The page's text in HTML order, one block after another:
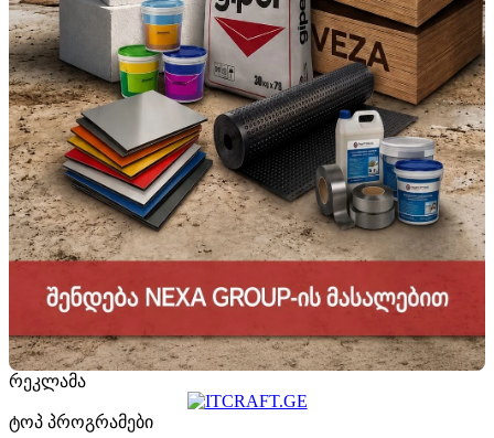
რეკლამა
ტოპ პროგრამები